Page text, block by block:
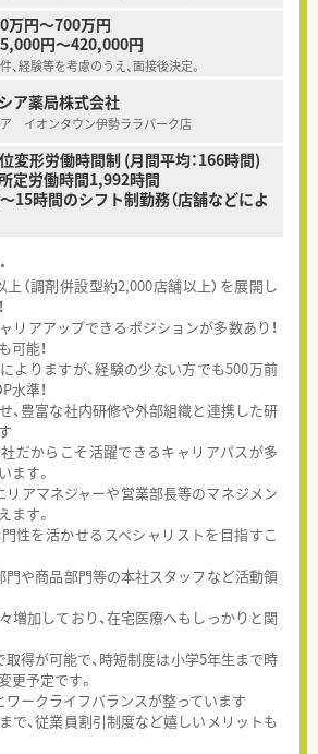
万円～700万円
円～420,000円
、経験等を考慮のうえ、面接後決定。
ア薬局株式会社
イオンタウン伊勢ララパーク店
変形労働時間制 (月間平均：166時間)
定労働時間1,992時間
15時間のシフト制勤務（店舗などによ
（調剤併設型約2,000店舗以上）を展開し
リアアップできるポジションが多数あり！
可能！
よりますが、経験の少ない方でも500万前
水準！
、豊富な社内研修や外部組織と連携した研
だからこそ活躍できるキャリアパスが多
ます。
リアマネジャーや営業部長等のマネジメン
ます。
性を活かせるスペシャリストを目指すこ
門や商品部門等の本社スタッフなど活動領
増加しており、在宅医療へもしっかりと関
得が可能で、時短制度は小学5年生まで時
更予定です。
ークライフバランスが整っています
で、従業員割引制度など嬉しいメリットも